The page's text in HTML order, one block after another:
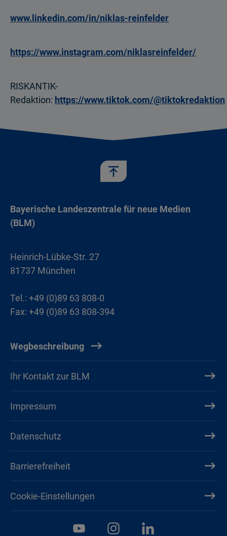
www.linkedin.com/in/niklas-reinfelder
https://www.instagram.com/niklasreinfelder/
RISKANTIK-
Redaktion: https://www.tiktok.com/@tiktokredaktion
Bayerische Landeszentrale für neue Medien
(BLM)
Heinrich-Lübke-Str. 27
81737 München
Tel.: +49 (0)89 63 808-0
Fax: +49 (0)89 63 808-394
Wegbeschreibung
Ihr Kontakt zur BLM
Impressum
Datenschutz
Barrierefreiheit
Cookie-Einstellungen